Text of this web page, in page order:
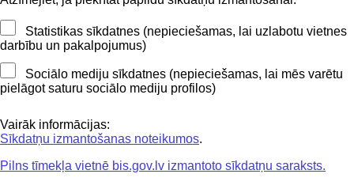
Statistikas sīkdatnes (nepieciešamas, lai uzlabotu vietnes
darbību un pakalpojumus)
Sociālo mediju sīkdatnes (nepieciešamas, lai mēs varētu
pielāgot saturu sociālo mediju profilos)
Vairāk informācijas:
Sīkdatņu izmantošanas noteikumos.
Pilns tīmekļa vietnē bis.gov.lv izmantoto sīkdatņu saraksts.
Kontakti
BIS atbalsta dienesta tālrunis:
Sekojiet mums
Lejupielādejiet